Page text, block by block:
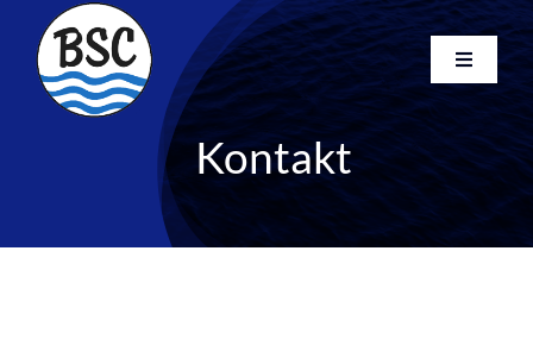
content
Toggle
Startseite
Kontakt